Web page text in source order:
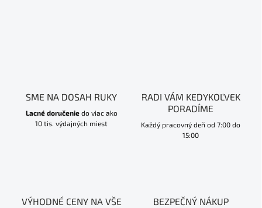
SME NA DOSAH RUKY
Lacné doručeniedo viac ako
10 tis. výdajných miest
RADI VÁM KEDYKOĽVEK
PORADÍME
Každý pracovný deň od 7:00 do
15:00
VÝHODNÉ CENY NA VŠE BEZPEČNÝ NÁKUP